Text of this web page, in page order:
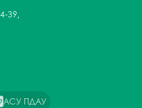
39,
АСУ ПДАУ